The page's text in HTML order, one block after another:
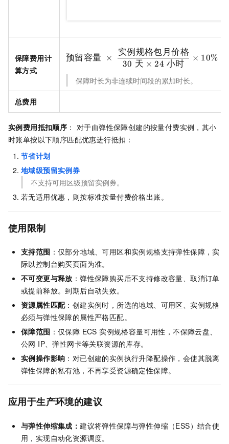
保障费用计
算方式
预留容量 ×
30 天 × 24 小时
实例规格包月价格
× 10%
保障时长为非连续时间段的累加时长。
总费用
实例费用抵扣顺序 ： 对于由弹性保障创建的按量付费实例，其小
时账单按以下顺序匹配优惠进行抵扣：
节省计划
地域级预留实例券
不支持可用区级预留实例券。
若无适用优惠，则按标准按量付费价格出账。
使用限制
支持范围 ：仅部分地域、可用区和实例规格支持弹性保障，实
际以控制台购买页面为准。
不可变更与释放 ：弹性保障购买后不支持修改容量、取消订单
或提前释放。到期后自动失效。
资源属性匹配：创建实例时，所选的地域、可用区、实例规格
必须与弹性保障的属性严格匹配。
保障范围 ：仅保障 ECS 实例规格容量可用性，不保障云盘、
公网 IP、弹性网卡等关联资源的库存。
实例操作影响 ：对已创建的实例执行升降配操作，会使其脱离
弹性保障的私有池，不再享受资源确定性保障。
应用于生产环境的建议
与弹性伸缩集成：建议将弹性保障与弹性伸缩（ESS）结合使
用，实现自动化资源调度。